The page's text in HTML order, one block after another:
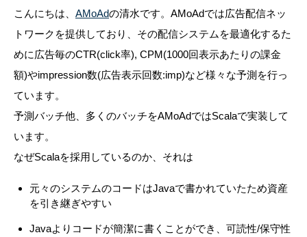
こんにちは、 AMoAdの清水です。AMoAdでは広告配信ネッ
トワークを提供しており、その配信システムを最適化するた
めに広告毎のCTR(click率), CPM(1000回表示あたりの課金
額)やimpression数(広告表示回数:imp)など様々な予測を行っ
ています。
予測バッチ他、多くのバッチをAMoAdではScalaで実装して
います。
なぜScalaを採用しているのか、それは
元々のシステムのコードはJavaで書かれていたため資産
を引き継ぎやすい
Javaよりコードが簡潔に書くことができ、可読性/保守性